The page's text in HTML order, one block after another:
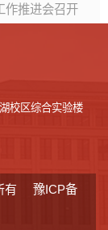
作推进会召开
校区综合实验楼
有 豫ICP备